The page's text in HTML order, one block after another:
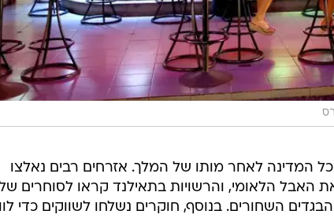
לאחר מותו של המלך. אזרחים רבים נאלצו
האבל הלאומי, והרשויות בתאילנד קראו לסוחרים
השחורים. בנוסף, חוקרים נשלחו לשווקים כדי